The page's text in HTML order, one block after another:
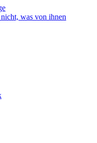
was von ihnen